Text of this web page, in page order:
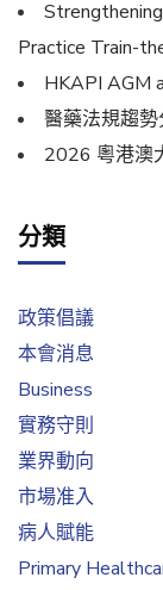
Practice Train-
HKAPI AGM
醫藥法規趨
2026 粵港澳
分類
政策倡議
本會消息
Business
實務守則
業界動向
市場准入
病人賦能
Primary